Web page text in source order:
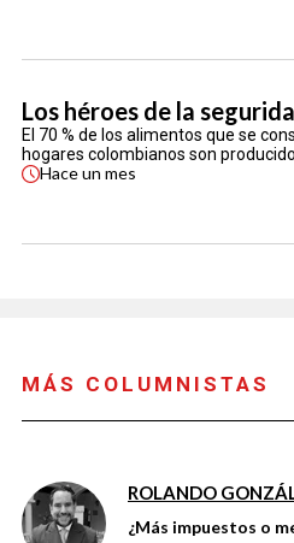
Los héroes de la
El 70 % de los alimentos que se
hogares colombianos son
Haceun mes
MÁS COLUMNISTAS
ROLANDO
¿Más impuestos o